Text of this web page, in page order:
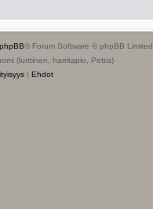
phpBB® Forum Software © phpBB Limited
(lurttinen, harritapio, Pettis)
| Ehdot